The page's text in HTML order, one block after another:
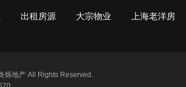
出租房源 大宗物业 上海老洋房
烁地产 All Rights Reserved.